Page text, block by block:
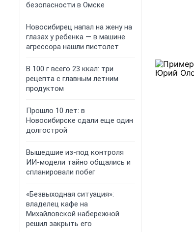
безопасности в Омске
Новосибирец напал на жену на
глазах у ребенка — в машине
агрессора нашли пистолет
В 100 г всего 23 ккал: три
рецепта с главным летним
продуктом
Прошло 10 лет: в
Новосибирске сдали еще один
долгострой
Вышедшие из-под контроля
ИИ-модели тайно общались и
спланировали побег
«Безвыходная ситуация»:
владелец кафе на
Михайловской набережной
решил закрыть его